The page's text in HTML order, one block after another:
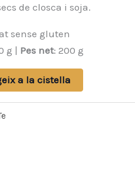
de closca i soja.
sense gluten
g | Pes net: 200 g
a la cistella